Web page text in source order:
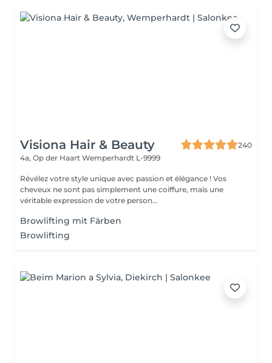
Visiona Hair & Beauty
240
4a, Op der Haart Wemperhardt L-9999
Révélez votre style unique avec passion et élégance ! Vos
cheveux ne sont pas simplement une coiffure, mais une
véritable expression de votre person...
Browlifting mit Färben
Browlifting